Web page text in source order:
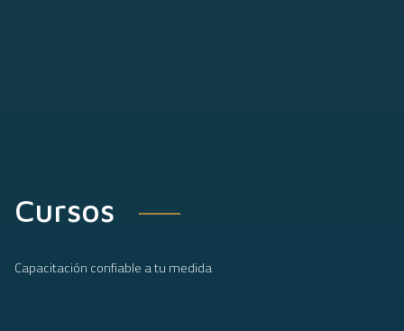
Cursos
Capacitación confiable a tu medida